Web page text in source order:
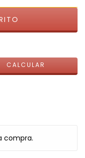
CALCULAR
compra.